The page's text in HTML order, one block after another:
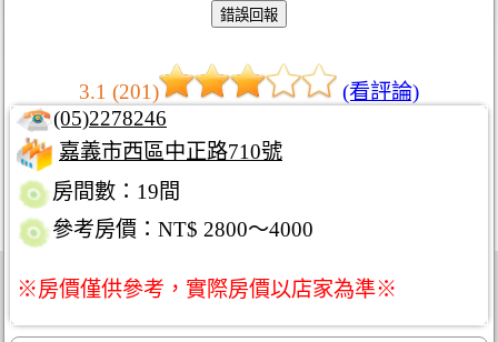
3.1 (201)
(看評論)
(05)2278246
嘉義市西區中正路710號
房間數：19間
參考房價：NT$ 2800～4000
※房價僅供參考，實際房價以店家為準※